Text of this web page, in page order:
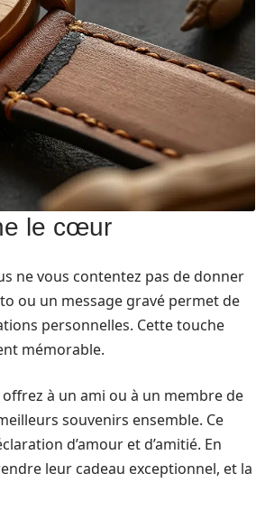
le cœur
ne vous contentez pas de donner
ou un message gravé permet de
personnelles. Cette touche
mémorable.
à un ami ou à un membre de
souvenirs ensemble. Ce
d’amour et d’amitié. En
leur cadeau exceptionnel, et la